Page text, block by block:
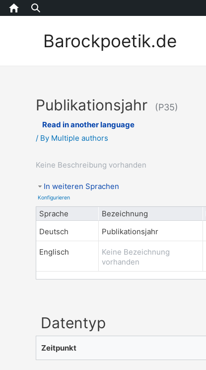
Home
Barockpoetik.de
Publikationsjahr (P35)
Read in another language
/ By Multiple authors
Keine Beschreibung vorhanden
In weiteren Sprachen
Konfigurieren
Sprache Bezeichnung
Deutsch
Publikationsjahr
Englisch
Keine Bezeichnung
vorhanden
Datentyp
Zeitpunkt